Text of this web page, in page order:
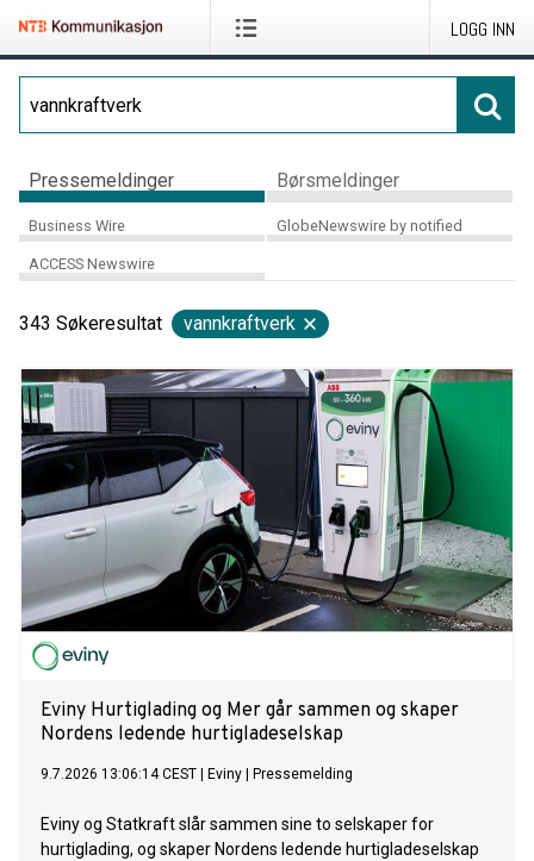
LOGG INN
Pressemeldinger Børsmeldinger
Business Wire GlobeNewswire by notified
ACCESS Newswire
343 Søkeresultat vannkraftverk
Eviny Hurtiglading og Mer går sammen og skaper
Nordens ledende hurtigladeselskap
9.7.2026 13:06:14 CEST Eviny Pressemelding
Eviny og Statkraft slår sammen sine to selskaper for
hurtiglading, og skaper Nordens ledende hurtigladeselskap